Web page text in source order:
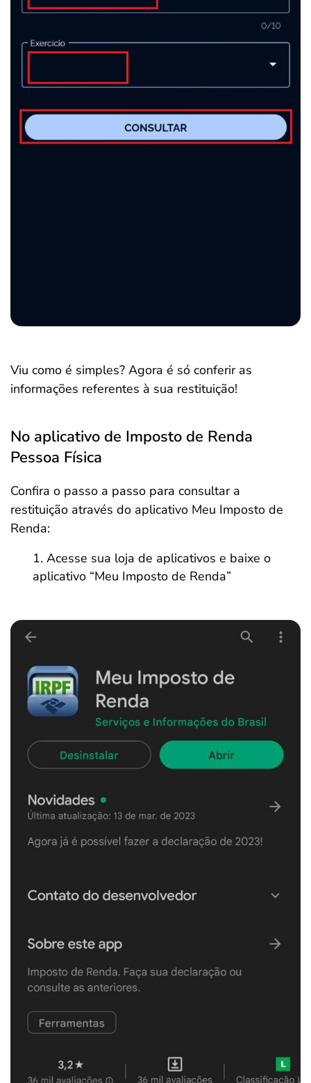
Viu como é simples? Agora é só conferir as
informações referentes à sua restituição!
No aplicativo de Imposto de Renda
Pessoa Física
Confira o passo a passo para consultar a
restituição através do aplicativo Meu Imposto de
Renda:
Acesse sua loja de aplicativos e baixe o
aplicativo “Meu Imposto de Renda”